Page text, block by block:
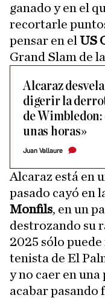
ganado y en el
recortarle
pensar en el US
Grand Slam de
Alcaraz
digerir la
de
unas horas»
Juan Vallaure
Alcaraz está en
pasado cayó en
Monfils, en un
destrozando su
2025 sólo
tenista de El
y no caer en
acabar pasando